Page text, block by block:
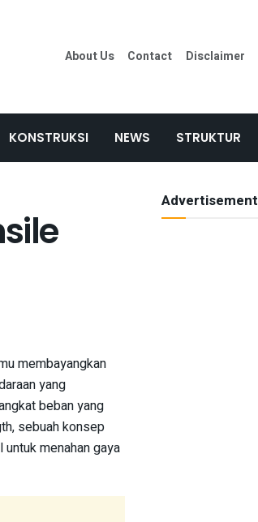
About Us Contact Disclaimer
KONSTRUKSI NEWS STRUKTUR
membayangkan
yang
beban yang
sebuah konsep
menahan gaya
Advertisement